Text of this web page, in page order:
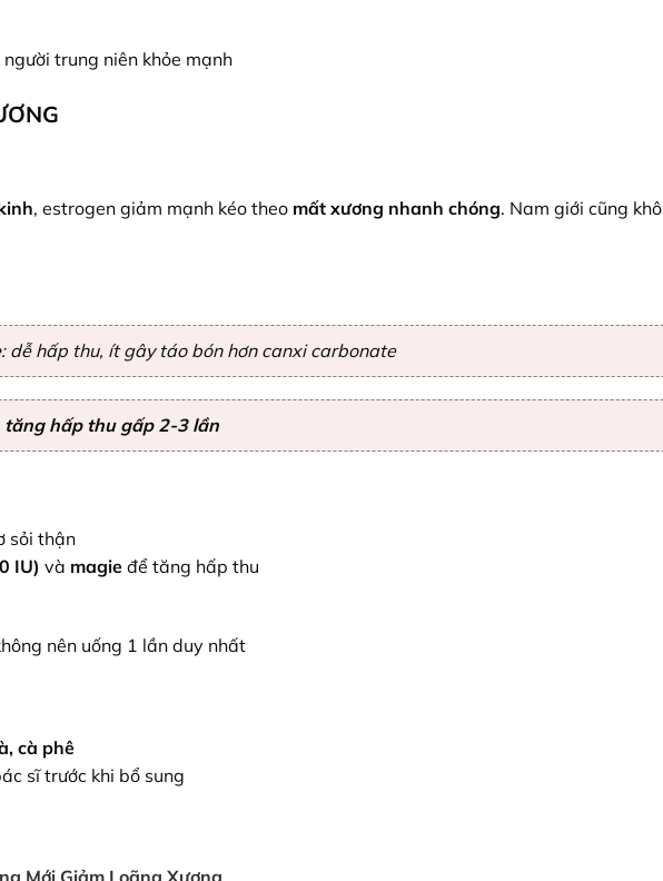
người trung niên khỏe mạnh
, estrogen giảm mạnh kéo theo mất xương nhanh chóng. Nam giới cũng
: dễ hấp thu, ít gây táo bón hơn canxi carbonate
tăng hấp thu gấp 2-3 lần
sỏi thận
IU) và magie để tăng hấp thu
nên uống 1 lần duy nhất
cà phê
sĩ trước khi bổ sung